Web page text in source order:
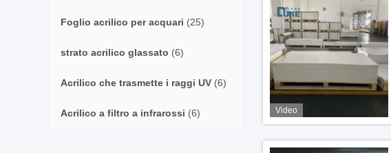
Foglio acrilico per acquari (25)
strato acrilico glassato (6)
Acrilico che trasmette i raggi UV (6)
Acrilico a filtro a infrarossi (6) Video